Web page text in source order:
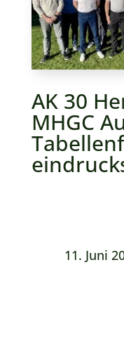
AK 30
MHGC
11. Juni